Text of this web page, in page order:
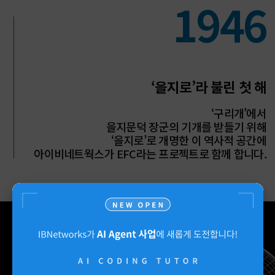
1946
‘을지로’라 불린 첫 해
‘구리개’에서
을지문덕 장군의 기개를 받들기 위해
‘을지로’로 개명한 이 역사적 공간에
아이비네트웍스가 EFC라는 프로젝트로 함께 합니다.